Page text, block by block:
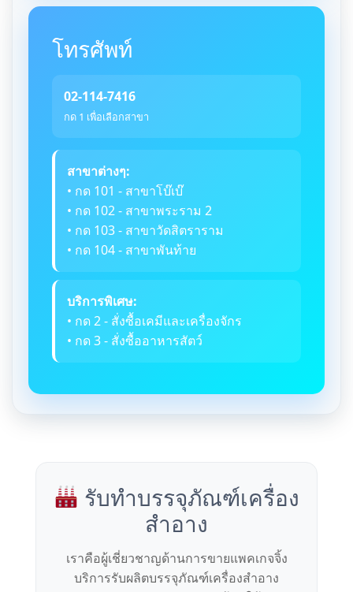
โทรศัพท์
02-114-7416
กด 1 เพื่อเลือกสาขา
สาขาต่างๆ:
• กด 101 - สาขาโบ๊เบ๊
• กด 102 - สาขาพระราม 2
• กด 103 - สาขาวัดสิตราราม
• กด 104 - สาขาพันท้าย
บริการพิเศษ:
• กด 2 - สั่งซื้อเคมีและเครื่องจักร
• กด 3 - สั่งซื้ออาหารสัตว์
รับทำบรรจุภัณฑ์เครื่อง
สำอาง
เราคือผู้เชี่ยวชาญด้านการขายแพคเกจจิ้ง
บริการรับผลิตบรรจุภัณฑ์เครื่องสำอาง